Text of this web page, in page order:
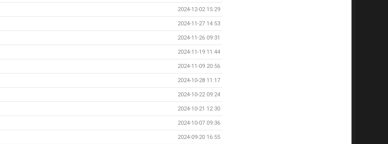
2024-12-02 15:29
2024-11-27 14:53
2024-11-26 09:31
2024-11-19 11:44
2024-11-09 20:56
2024-10-28 11:17
2024-10-22 09:24
2024-10-21 12:30
2024-10-07 09:36
2024-09-20 16:55